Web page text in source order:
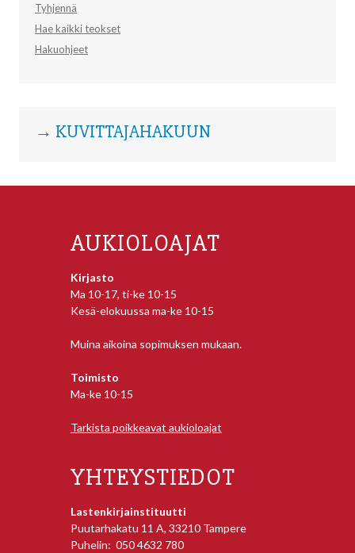
Tyhjennä
Hae kaikki teokset
Hakuohjeet
→ KUVITTAJAHAKUUN
AUKIOLOAJAT
Kirjasto
Ma 10-17, ti-ke 10-15
Kesä-elokuussa ma-ke 10-15
Muina aikoina sopimuksen mukaan.
Toimisto
Ma-ke 10-15
Tarkista poikkeavat aukioloajat
YHTEYSTIEDOT
Lastenkirjainstituutti
Puutarhakatu 11 A, 33210 Tampere
Puhelin: 050 4632 780